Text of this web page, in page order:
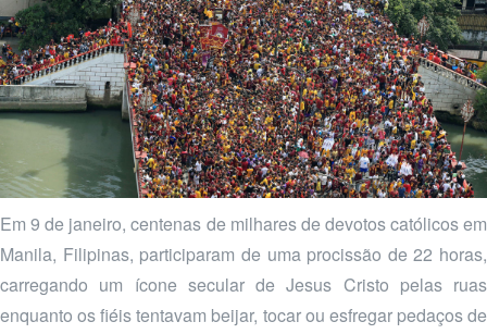
Em 9 de janeiro, centenas de milhares de devotos católicos em
Manila, Filipinas, participaram de uma procissão de 22 horas,
carregando um ícone secular de Jesus Cristo pelas ruas
enquanto os fiéis tentavam beijar, tocar ou esfregar pedaços de